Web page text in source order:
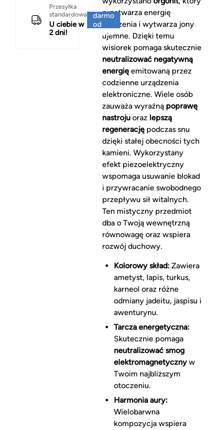
Przesyłka
standardowa
U ciebie w
2 dni!
darmo
od
150 zł
przetwarza energię
otoczenia i wytwarza jony
ujemne. Dzięki temu
wisiorek pomaga skutecznie
neutralizować negatywną
energięemitowaną przez
codzienne urządzenia
elektroniczne. Wiele osób
zauważa wyraźną poprawę
nastrojuoraz lepszą
regeneracjępodczas snu
dzięki stałej obecności tych
kamieni. Wykorzystany
efekt piezoelektryczny
wspomaga usuwanie blokad
i przywracanie swobodnego
przepływu sił witalnych.
Ten mistyczny przedmiot
dba o Twoją wewnętrzną
równowagę oraz wspiera
rozwój duchowy.
Kolorowy skład:Zawiera
ametyst, lapis, turkus,
karneol oraz różne
odmiany jadeitu, jaspisu i
awenturynu.
Tarcza energetyczna:
Skutecznie pomaga
neutralizować smog
elektromagnetycznyw
Twoim najbliższym
otoczeniu.
Harmonia aury:
Wielobarwna
kompozycja wspiera